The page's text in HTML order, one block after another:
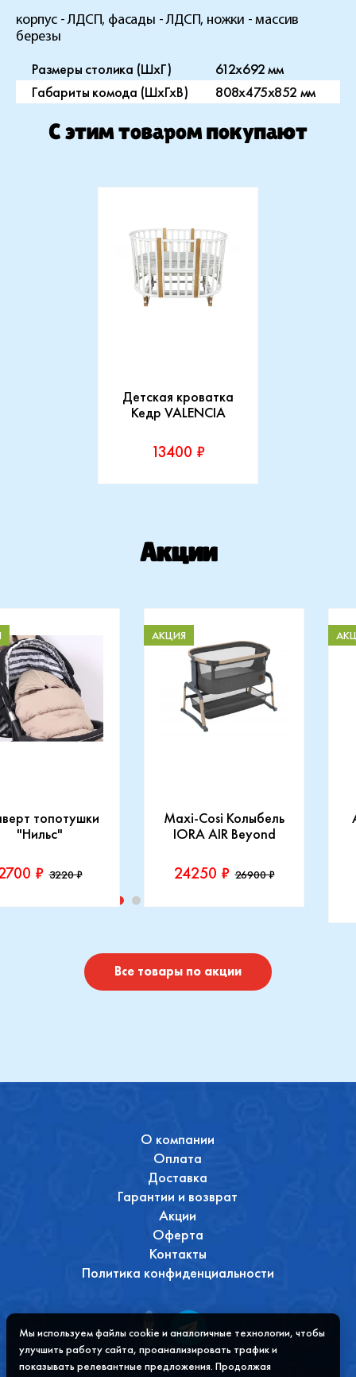
корпус - ЛДСП, фасады - ЛДСП, ножки - массив
березы
Размеры столика (ШхГ)
612х692 мм
Габариты комода (ШхГхВ)
808х475х852 мм
C этим товаром покупают
Детская кроватка
Кедр VALENCIA
13400 ₽
Производитель:
Купить
Акции
топотушки
"Нильс"
₽ 3220 ₽
Maxi-Cosi Колыбель
IORA AIR Beyond
АКЦИЯ
24250 ₽ 26900 ₽
Производитель::
Купить
Все товары по акции
О компании
Оплата
Доставка
Гарантии и возврат
Акции
Оферта
Контакты
Политика конфиденциальности
Мы используем файлы cookie и аналогичные технологии, чтобы
улучшить работу сайта, проанализировать трафик и
показывать релевантные предложения. Продолжая